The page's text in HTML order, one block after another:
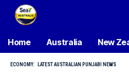
Home Australia New
ECONOMY LATEST AUSTRALIAN PUNJABI NEWS